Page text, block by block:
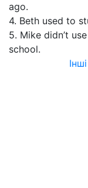
ago.
4. Beth used to
5. Mike didn’t
school.